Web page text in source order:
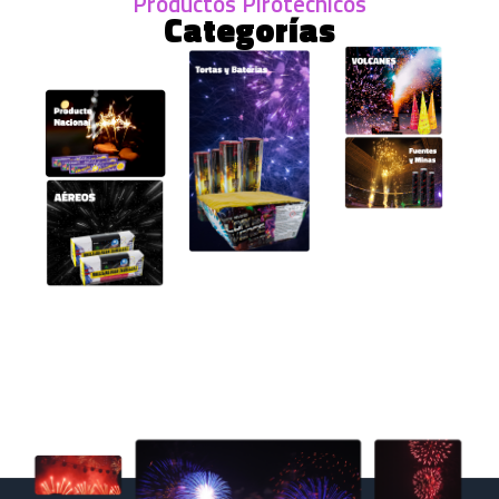
Categorías